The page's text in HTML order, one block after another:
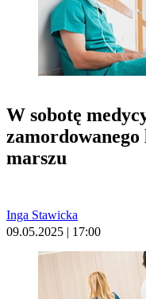
W sobotę
marszu
Inga Stawicka
09.05.2025 | 17:00